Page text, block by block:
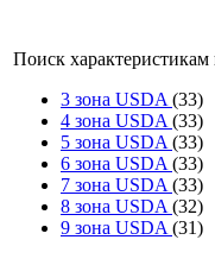
Поиск характеристикам
3 зона USDA (33)
4 зона USDA (33)
5 зона USDA (33)
6 зона USDA (33)
7 зона USDA (33)
8 зона USDA (32)
9 зона USDA (31)